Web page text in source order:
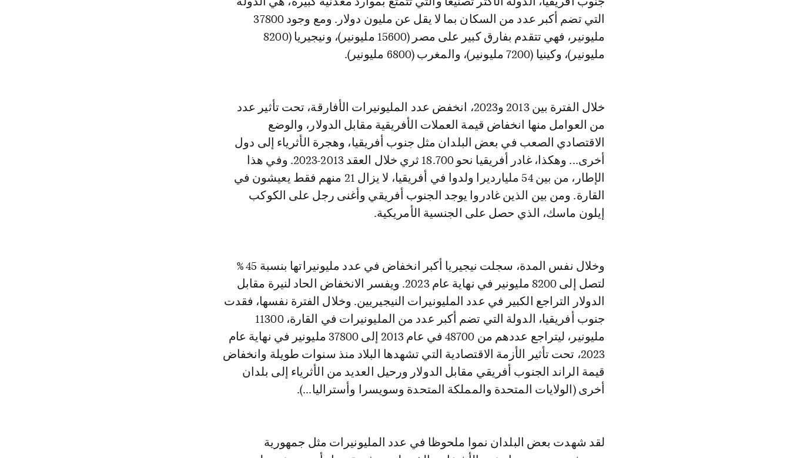
التي تضم أكبر عدد من السكان بما لا يقل عن مليون دولار. ومع وجود 37800
مليونير، فهي تتقدم بفارق كبير على مصر (15600 مليونير)، ونيجيريا (8200
مليونير)، وكينيا (7200 مليونير)، والمغرب (6800 مليونير).
خلال الفترة بين 2013 و2023، انخفض عدد المليونيرات الأفارقة، تحت تأثير عدد
من العوامل منها انخفاض قيمة العملات الأفريقية مقابل الدولار، والوضع
الاقتصادي الصعب في بعض البلدان مثل جنوب أفريقيا، وهجرة الأثرياء إلى دول
أخرى... وهكذا، غادر أفريقيا نحو 18.700 ثري خلال العقد 2013-2023. وفي هذا
الإطار، من بين 54 مليارديرا ولدوا في أفريقيا، لا يزال 21 منهم فقط يعيشون في
القارة. ومن بين الذين غادروا يوجد الجنوب أفريقي وأغنى رجل على الكوكب
إيلون ماسك، الذي حصل على الجنسية الأمريكية.
وخلال نفس المدة، سجلت نيجيريا أكبر انخفاض في عدد مليونيراتها بنسبة 45 %
لتصل إلى 8200 مليونير في نهاية عام 2023. ويفسر الانخفاض الحاد لنيرة مقابل
الدولار التراجع الكبير في عدد المليونيرات النيجيريين. وخلال الفترة نفسها، فقدت
جنوب أفريقيا، الدولة التي تضم أكبر عدد من المليونيرات في القارة، 11300
مليونير، ليتراجع عددهم من 48700 في عام 2013 إلى 37800 مليونير في نهاية عام
2023، تحت تأثير الأزمة الاقتصادية التي تشهدها البلاد منذ سنوات طويلة وانخفاض
قيمة الراند الجنوب أفريقي مقابل الدولار ورحيل العديد من الأثرياء إلى بلدان
أخرى (الولايات المتحدة والمملكة المتحدة وسويسرا وأستراليا...).
لقد شهدت بعض البلدان نموا ملحوظا في عدد المليونيرات مثل جمهورية